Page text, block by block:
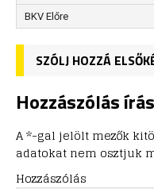
BKV Előre
SZÓLJ HOZZÁ
Hozzászólás
A *-gal jelölt mezők
adatokat nem osztjuk
Hozzászólás